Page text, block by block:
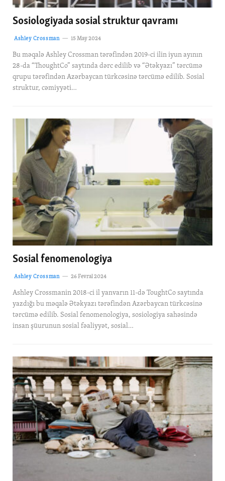
Sosiologiyada sosial struktur qavramı
Ashley Crossman 15 May 2024
Bu məqalə Ashley Crossman tərəfindən 2019-ci ilin iyun ayının
28-da “ThoughtCo” saytında dərc edilib və “Ətəkyazı” tərcümə
qrupu tərəfindən Azərbaycan türkcəsinə tərcümə edilib. Sosial
struktur, cəmiyyəti…
Sosial fenomenologiya
Ashley Crossman 26 Fevral 2024
Ashley Crossmanin 2018-ci il yanvarın 11-də ToughtCo saytında
yazdığı bu məqalə Ətəkyazı tərəfindən Azərbaycan türkcəsinə
tərcümə edilib. Sosial fenomenologiya, sosiologiya sahəsində
insan şüurunun sosial fəaliyyət, sosial…